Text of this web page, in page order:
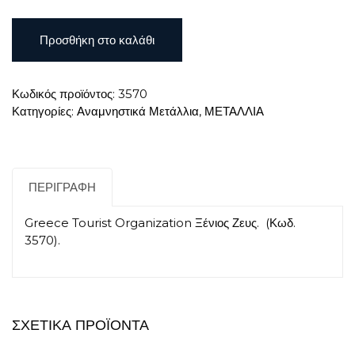
Tourist
Organization
Ζευς
ποσότητα
Προσθήκη στο καλάθι
Κωδικός προϊόντος: 3570
Κατηγορίες: Αναμνηστικά Μετάλλια, ΜΕΤΑΛΛΙΑ
ΠΕΡΙΓΡΑΦΉ
Greece Tourist Organization Ξένιος Ζευς. (Κωδ.
3570).
ΣΧΕΤΙΚΆ ΠΡΟΪΌΝΤΑ